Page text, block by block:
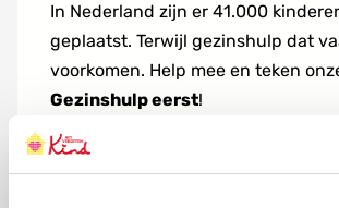
5
In Nederland zijn er 41.000
geplaatst. Terwijl gezinshulp dat
voorkomen. Help mee en teken
Gezinshulp eerst!
Deze petitie is afgesloten,
meer mogelijk. Maar onze strijd